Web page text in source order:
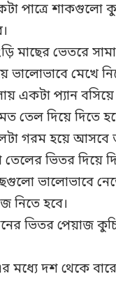
পাত্রে শাকগুলো
মাছের ভেতরে
ভালোভাবে মেখে
একটা প্যান
তেল দিয়ে দিতে
গরম হয়ে আসবে
ভিতর দিয়ে
ভালোভাবে
নিতে হবে।
ভিতর পেয়াজ
দশ থেকে